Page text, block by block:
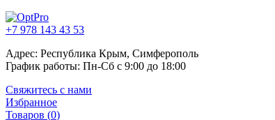
+7 978 143 43 53
Адрес: Республика Крым, Симферополь
График работы: Пн-Сб с 9:00 до 18:00
Свяжитесь с нами
Избранное
Товаров (0)